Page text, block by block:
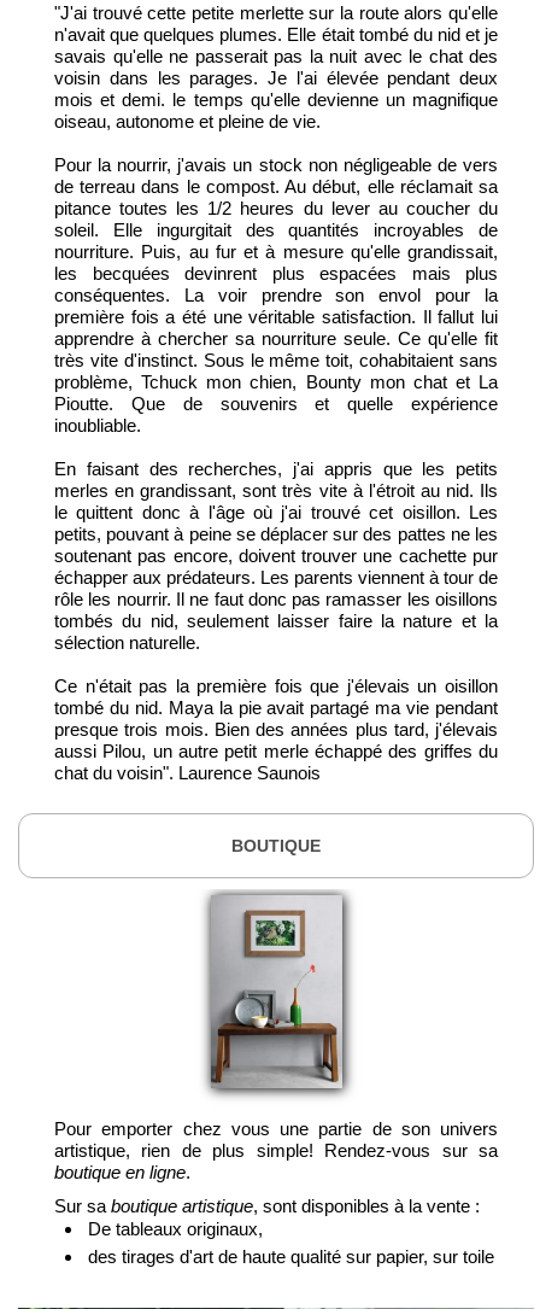
"J'ai trouvé cette petite merlette sur la route alors qu'elle
n'avait que quelques plumes. Elle était tombé du nid et je
savais qu'elle ne passerait pas la nuit avec le chat des
voisin dans les parages. Je l'ai élevée pendant deux
mois et demi. le temps qu'elle devienne un magnifique
oiseau, autonome et pleine de vie.
Pour la nourrir, j'avais un stock non négligeable de vers
de terreau dans le compost. Au début, elle réclamait sa
pitance toutes les 1/2 heures du lever au coucher du
soleil. Elle ingurgitait des quantités incroyables de
nourriture. Puis, au fur et à mesure qu'elle grandissait,
les becquées devinrent plus espacées mais plus
conséquentes. La voir prendre son envol pour la
première fois a été une véritable satisfaction. Il fallut lui
apprendre à chercher sa nourriture seule. Ce qu'elle fit
très vite d'instinct. Sous le même toit, cohabitaient sans
problème, Tchuck mon chien, Bounty mon chat et La
Pioutte. Que de souvenirs et quelle expérience
inoubliable.
En faisant des recherches, j'ai appris que les petits
merles en grandissant, sont très vite à l'étroit au nid. Ils
le quittent donc à l'âge où j'ai trouvé cet oisillon. Les
petits, pouvant à peine se déplacer sur des pattes ne les
soutenant pas encore, doivent trouver une cachette pur
échapper aux prédateurs. Les parents viennent à tour de
rôle les nourrir. Il ne faut donc pas ramasser les oisillons
tombés du nid, seulement laisser faire la nature et la
sélection naturelle.
Ce n'était pas la première fois que j'élevais un oisillon
tombé du nid. Maya la pie avait partagé ma vie pendant
presque trois mois. Bien des années plus tard, j'élevais
aussi Pilou, un autre petit merle échappé des griffes du
chat du voisin". Laurence Saunois
BOUTIQUE
Pour emporter chez vous une partie de son univers
artistique, rien de plus simple! Rendez-vous sur sa
boutique en ligne.
Sur sa boutique artistique, sont disponibles à la vente :
De tableaux originaux,
des tirages d'art de haute qualité sur papier, sur toile